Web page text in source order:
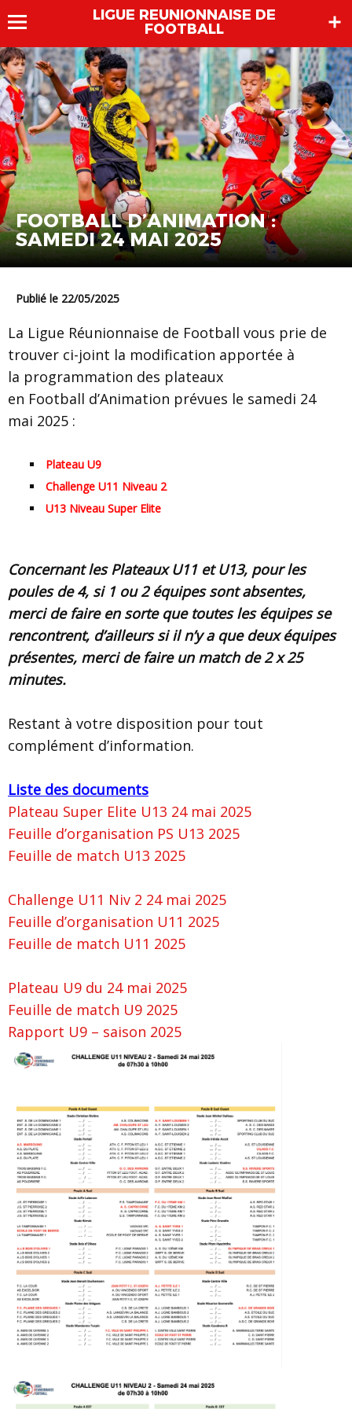
LIGUE REUNIONNAISE DE
FOOTBALL
FOOTBALL D’ANIMATION :
SAMEDI 24 MAI 2025
Publié le 22/05/2025
La Ligue Réunionnaise de Football vous prie de
trouver ci-joint la modification apportée à
la programmation des plateaux
en Football d’Animation prévues le samedi 24
mai 2025 :
Plateau U9
Challenge U11 Niveau 2
U13 Niveau Super Elite
Concernant les Plateaux U11 et U13, pour les
poules de 4, si 1 ou 2 équipes sont absentes,
merci de faire en sorte que toutes les équipes se
rencontrent, d’ailleurs si il n’y a que deux équipes
présentes, merci de faire un match de 2 x 25
minutes.
Restant à votre disposition pour tout
complément d’information.
Liste des documents
Plateau Super Elite U13 24 mai 2025
Feuille d’organisation PS U13 2025
Feuille de match U13 2025
Challenge U11 Niv 2 24 mai 2025
Feuille d’organisation U11 2025
Feuille de match U11 2025
Plateau U9 du 24 mai 2025
Feuille de match U9 2025
Rapport U9 – saison 2025